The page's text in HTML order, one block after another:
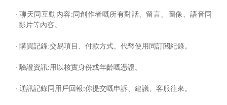
‧ 聊天同互動內容:同創作者嘅所有對話、留言、圖像、語音同
影片等內容。
‧ 購買記錄:交易項目、付款方式、代幣使用同訂閱紀錄。
‧ 驗證資訊:用以核實身份或年齡嘅憑證。
‧ 通訊記錄同用戶回報:你提交嘅申訴、建議、客服往來。